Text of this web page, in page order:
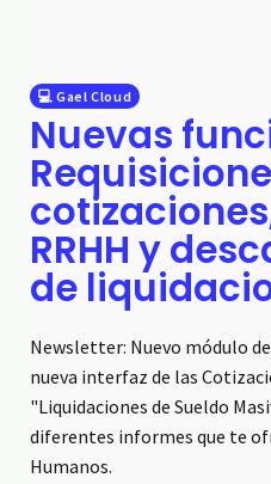
💻 Gael Cloud
Nuevas
RRHH y
de
Newsletter: Nuevo módulo
nueva interfaz de las
"Liquidaciones de Sueldo
diferentes informes que te
Humanos.